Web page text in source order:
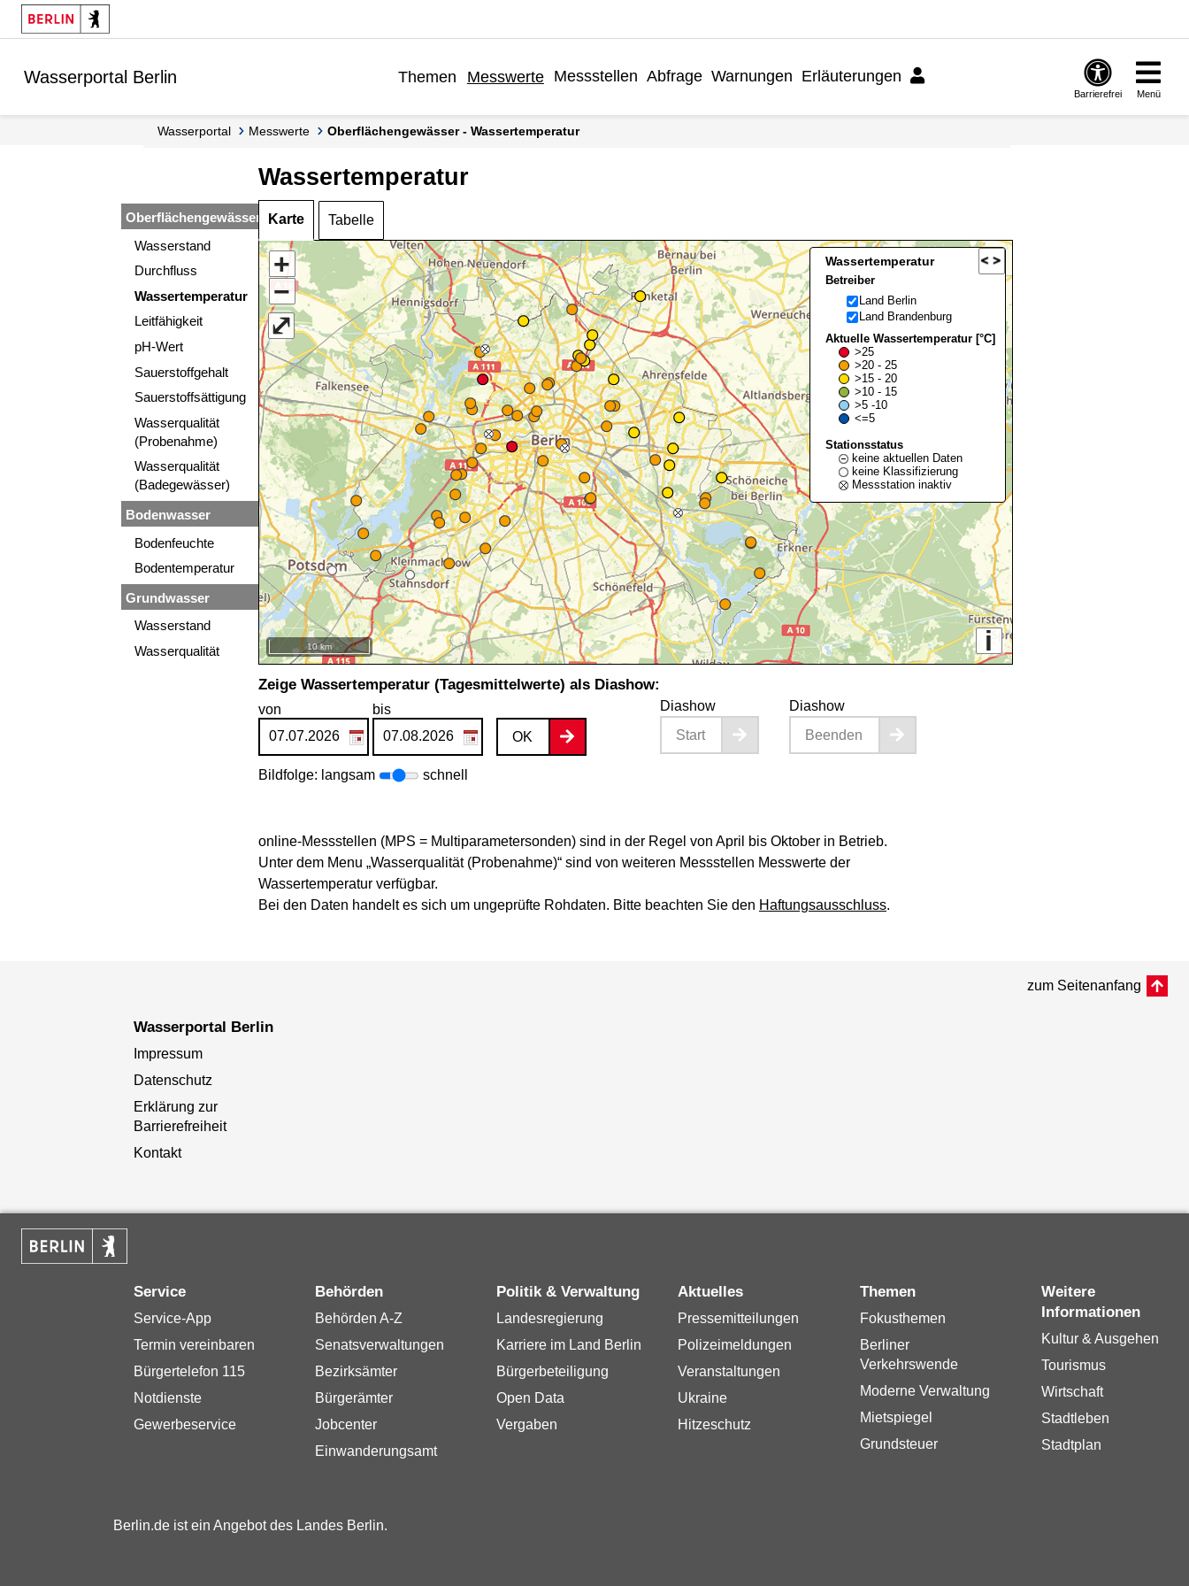
Springe zur Navigation
Springe zum Inhalt
Wasserportal Berlin Themen Messwerte Messstellen Abfrage Warnungen Erläuterungen
Barrierefrei Menü
Wasserportal Messwerte Oberflächengewässer - Wassertemperatur
Oberflächengewässer
Wasserstand
Durchfluss
Wassertemperatur
Leitfähigkeit
pH-Wert
Sauerstoffgehalt
Sauerstoffsättigung
Wasserqualität
(Probenahme)
Wasserqualität
(Badegewässer)
Bodenwasser
Bodenfeuchte
Bodentemperatur
Grundwasser
Wasserstand
Wasserqualität
Wassertemperatur
Karte Tabelle
+
−
i
⤢
10 km
+
−
Wassertemperatur
Betreiber
Land Berlin
Land Brandenburg
Aktuelle Wassertemperatur [°C]
>25
>20 - 25
>15 - 20
>10 - 15
>5 -10
<=5
Stationsstatus
keine aktuellen Daten
keine Klassifizierung
Messstation inaktiv
Zeige Wassertemperatur (Tagesmittelwerte) als Diashow:
von
bis
OK
Bildfolge: langsam schnell
Diashow
Start
Diashow
Beenden
online-Messstellen (MPS = Multiparametersonden) sind in der Regel von April bis Oktober in Betrieb.
Unter dem Menu „Wasserqualität (Probenahme)“ sind von weiteren Messstellen Messwerte der
Wassertemperatur verfügbar.
Bei den Daten handelt es sich um ungeprüfte Rohdaten. Bitte beachten Sie den Haftungsausschluss.
zum Seitenanfang
Wasserportal Berlin
Impressum
Datenschutz
Erklärung zur
Barrierefreiheit
Kontakt
Service
Service-App
Termin vereinbaren
Bürgertelefon 115
Notdienste
Gewerbeservice
Behörden
Behörden A-Z
Senatsverwaltungen
Bezirksämter
Bürgerämter
Jobcenter
Einwanderungsamt
Politik & Verwaltung
Landesregierung
Karriere im Land Berlin
Bürgerbeteiligung
Open Data
Vergaben
Aktuelles
Pressemitteilungen
Polizeimeldungen
Veranstaltungen
Ukraine
Hitzeschutz
Themen
Fokusthemen
Berliner
Verkehrswende
Moderne Verwaltung
Mietspiegel
Grundsteuer
Weitere
Informationen
Kultur & Ausgehen
Tourismus
Wirtschaft
Stadtleben
Stadtplan
Berlin.de ist ein Angebot des Landes Berlin.